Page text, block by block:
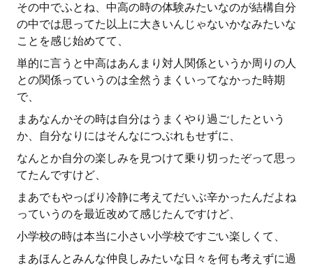
その中でふとね、中高の時の体験みたいなのが結構自分
の中では思ってた以上に大きいんじゃないかなみたいな
ことを感じ始めてて、
単的に言うと中高はあんまり対人関係というか周りの人
との関係っていうのは全然うまくいってなかった時期
で、
まあなんかその時は自分はうまくやり過ごしたという
か、自分なりにはそんなにつぶれもせずに、
なんとか自分の楽しみを見つけて乗り切ったぞって思っ
てたんですけど、
まあでもやっぱり冷静に考えてだいぶ辛かったんだよね
っていうのを最近改めて感じたんですけど、
小学校の時は本当に小さい小学校ですごい楽しくて、
まあほんとみんな仲良しみたいな日々を何も考えずに過